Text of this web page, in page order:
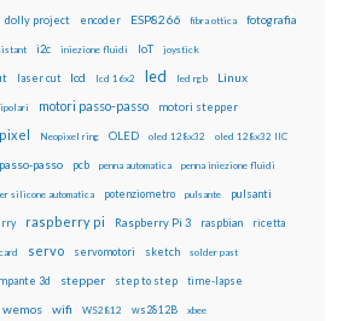
dolly project encoder ESP8266 fibra ottica fotografia
i2c iniezione fluidi IoT joystick
laser cut lcd lcd 16x2 led led rgb Linux
motori passo-passo motori stepper
Neopixel ring OLED oled 128x32 oled 128x32 IIC
passo-passo pcb penna automatica penna iniezione fluidi
silicone automatica potenziometro pulsante pulsanti
raspberry pi Raspberry Pi 3 raspbian ricetta
servo servomotori sketch solder past
3d stepper step to step time-lapse
wemos wifi WS2812 ws2812B xbee